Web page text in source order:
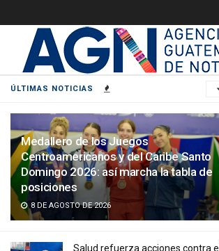
ÚLTIMAS NOTICIAS
Medallero de los Juegos
Centroamericanos y del Caribe Santo
Domingo 2026: así marcha la tabla de
posiciones
8 DE AGOSTO DE 2026
Salud refuerza acciones contra el